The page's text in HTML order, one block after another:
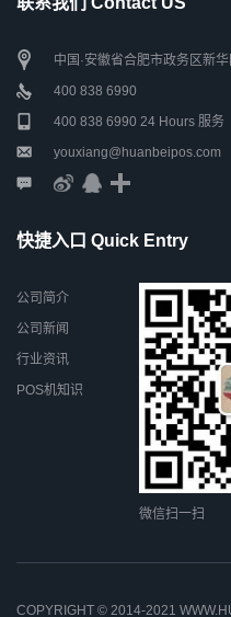
中国·安徽省合肥市政务区新
400 838 6990
400 838 6990 24 Hours 服务
youxiang@huanbeipos.com
快捷入口 Quick Entry
公司简介
公司新闻
行业资讯
POS机知识
微信扫一扫
COPYRIGHT © 2014-2021